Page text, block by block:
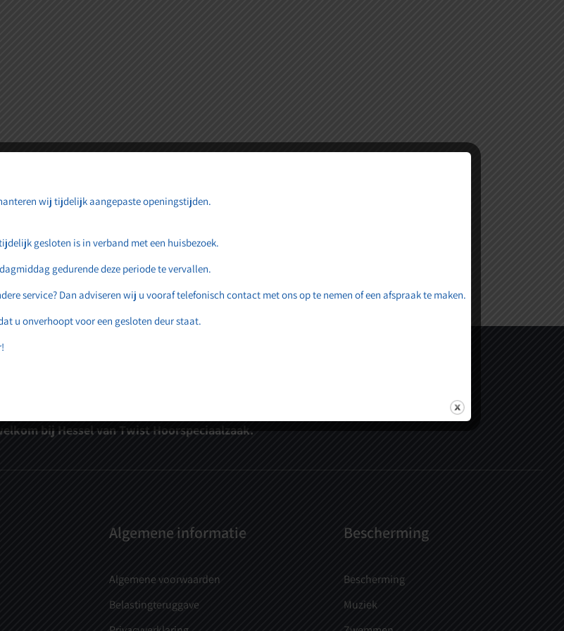
bij Hessel van Twist Hoorspeciaalzaak.
Algemene informatie
Algemene voorwaarden
Belastingteruggave
Bescherming
Bescherming
Muziek
wij tijdelijk aangepaste openingstijden.
gesloten is in verband met een huisbezoek.
gedurende deze periode te vervallen.
service? Dan adviseren wij u vooraf telefonisch contact met ons op te nemen of een afspraak te maken.
u onverhoopt voor een gesloten deur staat.